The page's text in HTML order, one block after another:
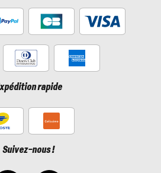
rapide
Suivez-nous !